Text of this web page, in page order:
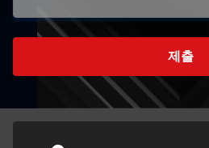
제출